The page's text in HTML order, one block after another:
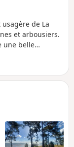
de La
et arbousiers.
une belle